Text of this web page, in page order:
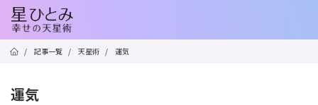
/ 記事一覧 / 天星術 / 運気
運気